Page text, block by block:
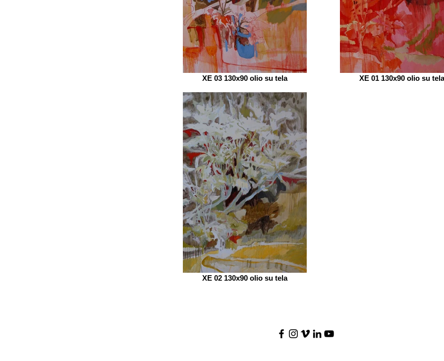
XE 03 130x90 olio su tela XE 01 130x90 olio su tela
XE 02 130x90 olio su tela